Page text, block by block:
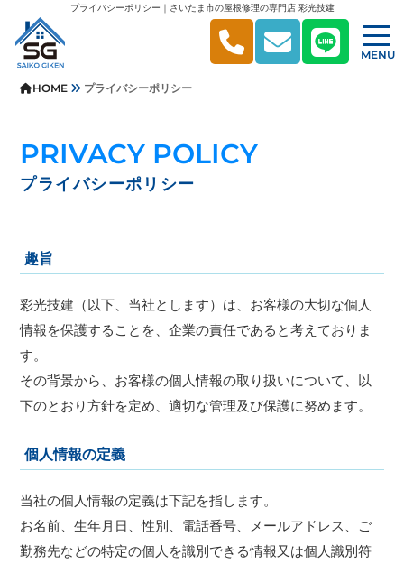
プライバシーポリシー｜さいたま市の屋根修理の専門店 彩光技建
MENU
HOME プライバシーポリシー
PRIVACY POLICY
プライバシーポリシー
趣旨
彩光技建（以下、当社とします）は、お客様の大切な個人
情報を保護することを、企業の責任であると考えておりま
す。
その背景から、お客様の個人情報の取り扱いについて、以
下のとおり方針を定め、適切な管理及び保護に努めます。
個人情報の定義
当社の個人情報の定義は下記を指します。
お名前、生年月日、性別、電話番号、メールアドレス、ご
勤務先などの特定の個人を識別できる情報又は個人識別符